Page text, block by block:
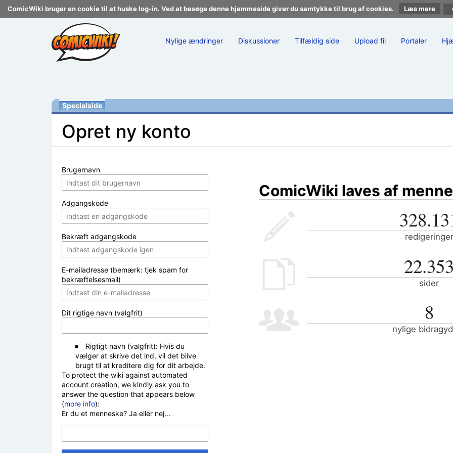
ComicWiki bruger en cookie til at huske log-in. Ved at besøge denne hjemmeside giver du samtykke til brug af cookies. Læs mere
Nylige ændringer Diskussioner Tilfældig side Upload fil Portaler
Specialside
Opret ny konto
Brugernavn
Adgangskode
Bekræft adgangskode
E-mailadresse (bemærk: tjek spam for
bekræftelsesmail)
Dit rigtige navn (valgfrit)
Rigtigt navn (valgfrit): Hvis du
vælger at skrive det ind, vil det blive
brugt til at kreditere dig for dit arbejde.
To protect the wiki against automated
account creation, we kindly ask you to
answer the question that appears below
(more info):
Er du et menneske? Ja eller nej...
ComicWiki laves af
redigeringer
22.353
sider
8
nylige